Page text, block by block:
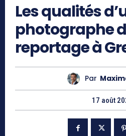
Les qualités
photographe
reportage à
Par
17 août